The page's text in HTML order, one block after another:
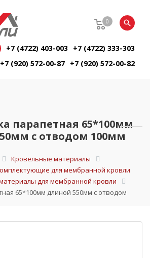
0
+7 (4722) 403-003
+7 (4722) 333-303
+7 (920) 572-00-87 +7 (920) 572-00-82
парапетная 65*100мм
с отводом 100мм
Кровельные материалы
для мембранной кровли
для мембранной кровли
65*100мм длиной 550мм с отводом